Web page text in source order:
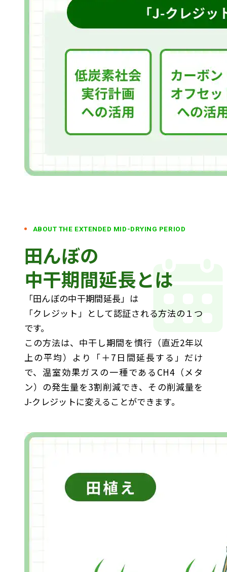
ABOUT THE EXTENDED MID-DRYING PERIOD
田んぼの
中干期間延長とは
「田んぼの中干期間延長」は
「クレジット」として認証される方法の１つ
です。
この方法は、中干し期間を慣行（直近2年以
上の平均）より「＋7日間延長する」だけ
で、温室効果ガスの一種であるCH4（メタ
ン）の発生量を3割削減でき、その削減量を
J-クレジットに変えることができます。